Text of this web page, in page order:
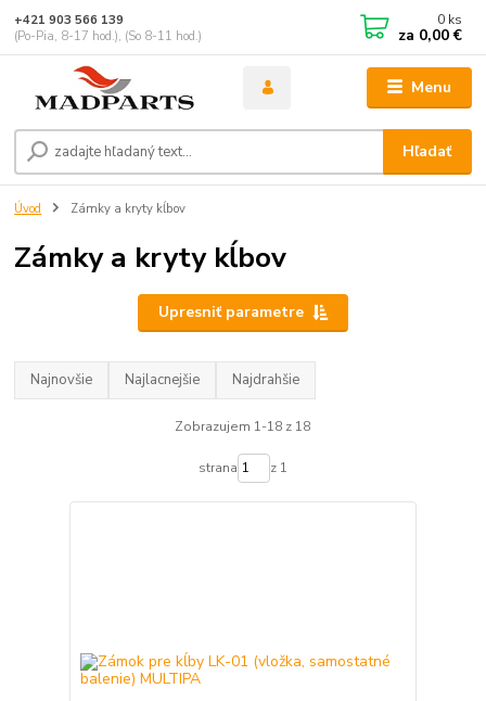
Menu
Hľadať
+421 903 566 139
(Po-Pia, 8-17 hod.), (So 8-11 hod.)
0 ks
za 0,00 €
Úvod Zámky a kryty kĺbov
Zámky a kryty kĺbov
Upresniť parametre
Najnovšie Najlacnejšie Najdrahšie
Zobrazujem 1-18 z 18
strana z 1